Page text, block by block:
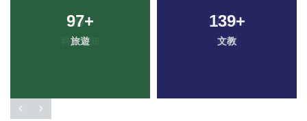
97+
旅遊
139+
文教